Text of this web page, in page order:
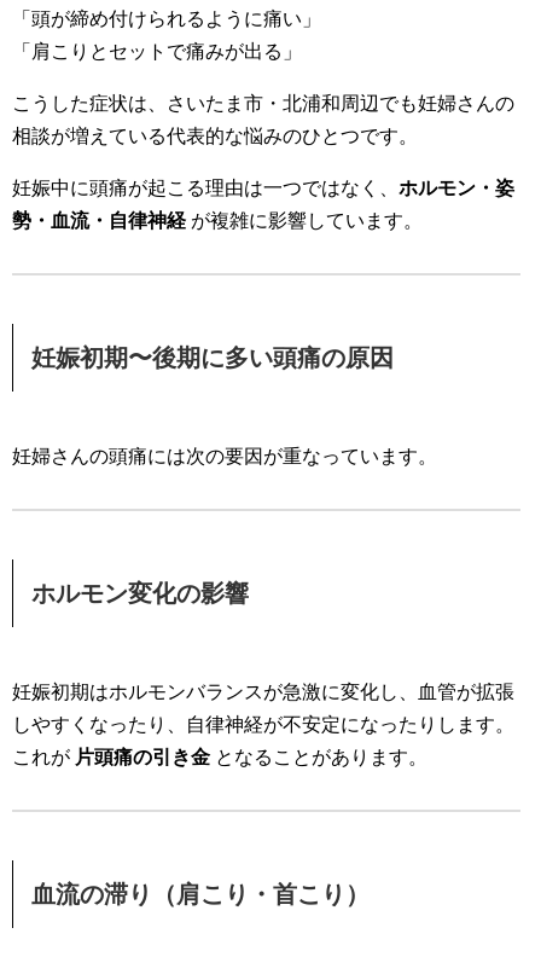
「頭が締め付けられるように痛い」
「肩こりとセットで痛みが出る」
こうした症状は、さいたま市・北浦和周辺でも妊婦さんの
相談が増えている代表的な悩みのひとつです。
妊娠中に頭痛が起こる理由は一つではなく、 ホルモン・姿
勢・血流・自律神経 が複雑に影響しています。
妊娠初期〜後期に多い頭痛の原因
妊婦さんの頭痛には次の要因が重なっています。
ホルモン変化の影響
妊娠初期はホルモンバランスが急激に変化し、血管が拡張
しやすくなったり、自律神経が不安定になったりします。
これが 片頭痛の引き金 となることがあります。
血流の滞り（肩こり・首こり）